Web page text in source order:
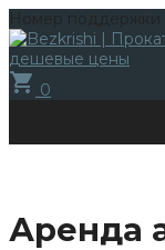
Номер поддержки
shopping_cart 0
Аренда